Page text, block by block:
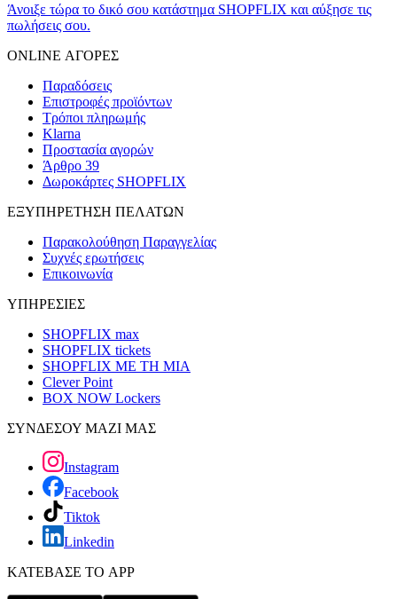
Άνοιξε τώρα το δικό σου κατάστημα SHOPFLIX και αύξησε τις
πωλήσεις σου.
ONLINE ΑΓΟΡΕΣ
Παραδόσεις
Επιστροφές προϊόντων
Τρόποι πληρωμής
Klarna
Προστασία αγορών
Άρθρο 39
Δωροκάρτες SHOPFLIX
ΕΞΥΠΗΡΕΤΗΣΗ ΠΕΛΑΤΩΝ
Παρακολούθηση Παραγγελίας
Συχνές ερωτήσεις
Επικοινωνία
ΥΠΗΡΕΣΙΕΣ
SHOPFLIX max
SHOPFLIX tickets
SHOPFLIX ΜΕ ΤΗ ΜΙΑ
Clever Point
BOX NOW Lockers
ΣΥΝΔΕΣΟΥ ΜΑΖΙ ΜΑΣ
Instagram
Facebook
Tiktok
Linkedin
ΚΑΤΕΒΑΣΕ ΤΟ APP